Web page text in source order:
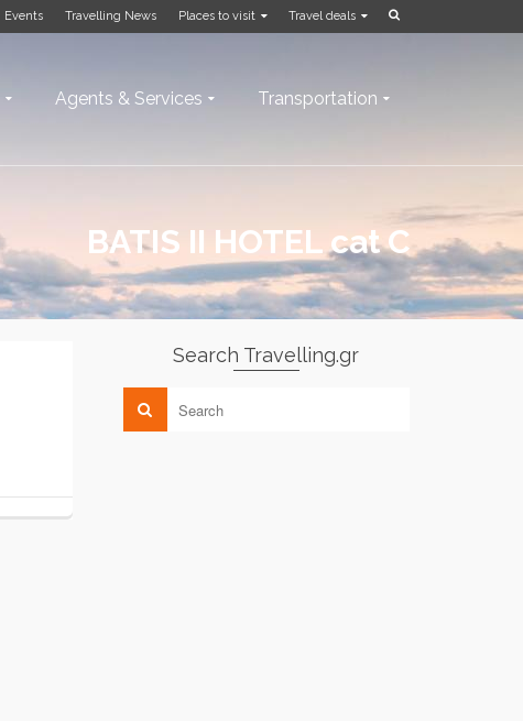
Events Travelling News Places to visit Travel deals
Agents & Services Transportation
BATIS II HOTEL cat C
Search Travelling.gr